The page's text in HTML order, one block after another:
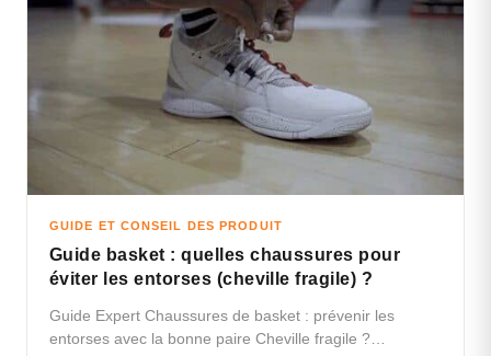
GUIDE ET CONSEIL DES PRODUIT
Guide basket : quelles chaussures pour
éviter les entorses (cheville fragile) ?
Guide Expert Chaussures de basket : prévenir les
entorses avec la bonne paire Cheville fragile ?